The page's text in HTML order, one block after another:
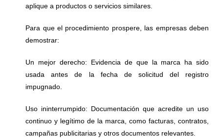
aplique a productos o servicios similares.
Para que el procedimiento prospere, las empresas deben
demostrar:
Un mejor derecho: Evidencia de que la marca ha sido
usada antes de la fecha de solicitud del registro
impugnado.
Uso ininterrumpido: Documentación que acredite un uso
continuo y legítimo de la marca, como facturas, contratos,
campañas publicitarias y otros documentos relevantes.